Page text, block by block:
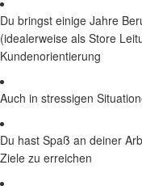
Du bringst einige Jahre
(idealerweise als Store
Kundenorientierung
Auch in stressigen
Du hast Spaß an deiner
Ziele zu erreichen